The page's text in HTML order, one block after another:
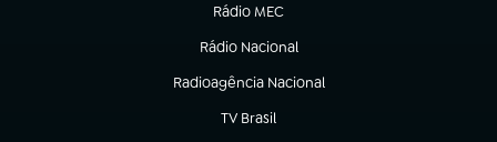
Rádio MEC
(abre em nova aba)
Rádio Nacional
Radioagência Nacional
(abre em nova aba)
TV Brasil
(abre em nova aba)